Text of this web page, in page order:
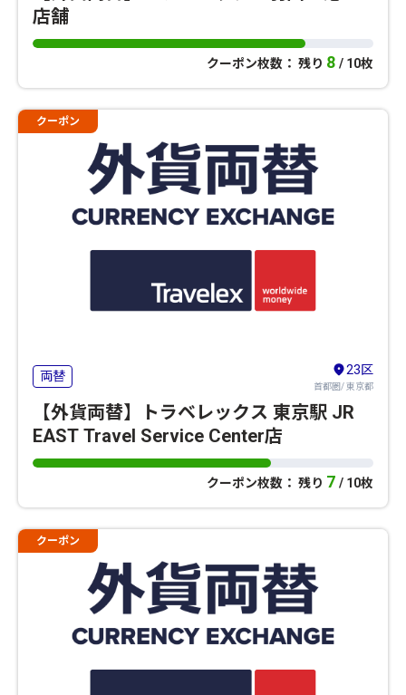
店舗
クーポン枚数： 残り 8 / 10枚
クーポン
両替 23区
首都圏/ 東京都
【外貨両替】トラベレックス 東京駅 JR
EAST Travel Service Center店
クーポン枚数： 残り 7 / 10枚
クーポン